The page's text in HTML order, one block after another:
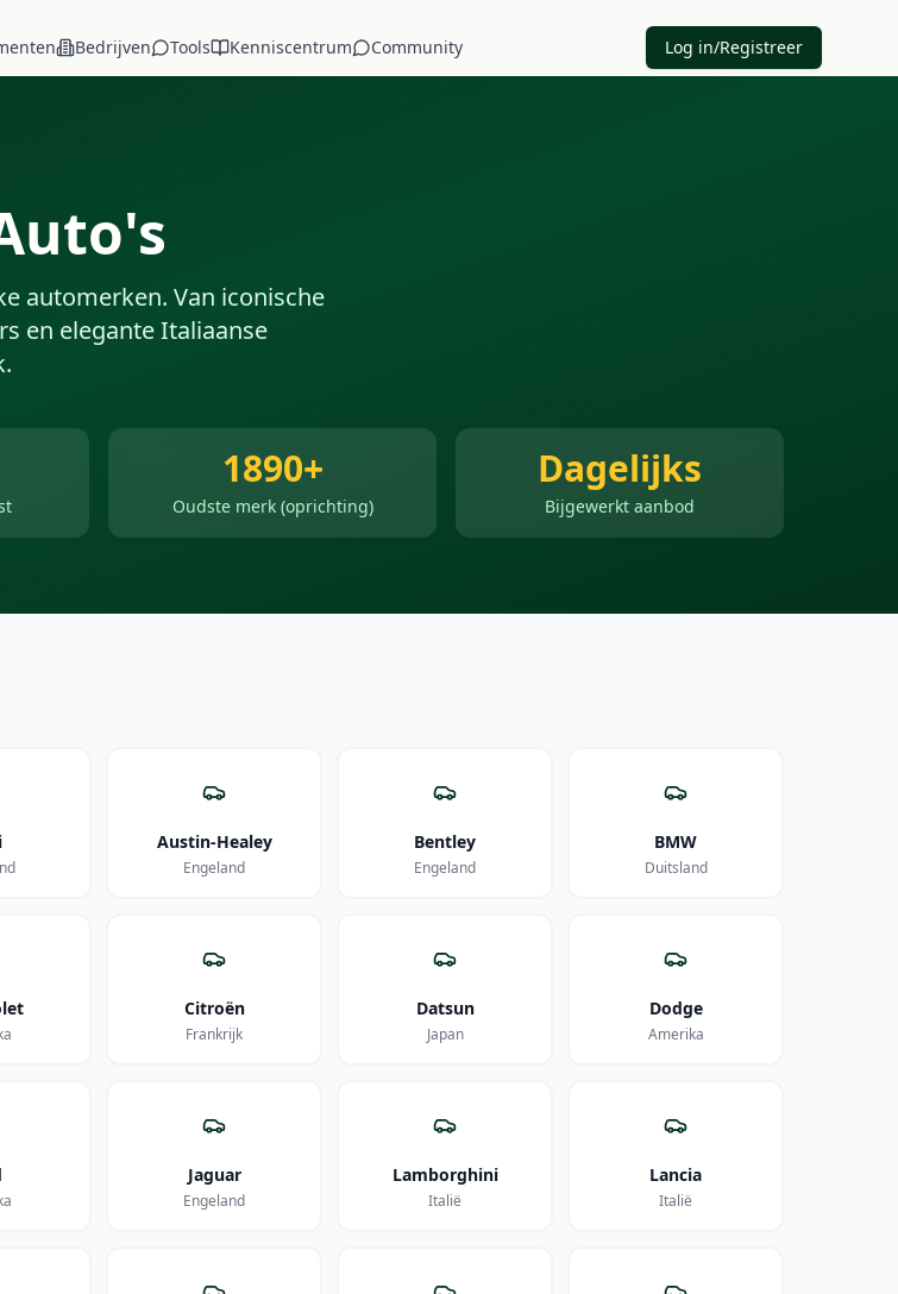
Bedrijven Tools Kenniscentrum Community Log in/Registreer
automerken. Van iconische
en elegante Italiaanse
1890+
Oudste merk (oprichting)
Dagelijks
Bijgewerkt aanbod
Austin-Healey
Engeland
Bentley
Engeland
BMW
Duitsland
Citroën
Frankrijk
Datsun
Japan
Dodge
Amerika
Jaguar
Engeland
Lamborghini
Italië
Lancia
Italië